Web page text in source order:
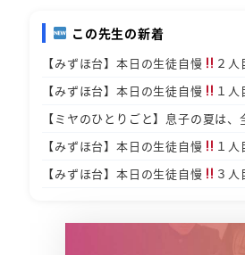
この先生の新着
【みずほ台】本日の生徒自慢
２人
【みずほ台】本日の生徒自慢
１人
【ミヤのひとりごと】息子の夏は、
【みずほ台】本日の生徒自慢
１人
【みずほ台】本日の生徒自慢
３人